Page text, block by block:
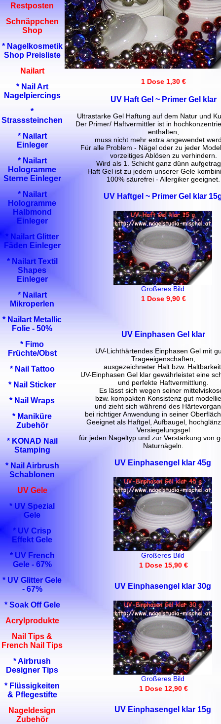
Restposten
Schnäppchen
Shop
* Nagelkosmetik
Shop Preisliste
Nailart
* Nail Art
Nagelpiercings
*
Strasssteinchen
* Nailart
Einleger
* Nailart
Hologramme
Sterne Einleger
* Nailart
Hologramme
Halbmond
Einleger
* Nailart Glitter
Fäden Einleger
* Nailart Textil
Shapes
Einleger
* Nailart
Mikroperlen
* Nailart Metallic
Folie - 50%
* Fimo
Früchte/Obst
* Nail Tattoo
* Nail Sticker
* Nail Wraps
* Maniküre
Zubehör
* KONAD Nail
Stamping
* Nail Airbrush
Schablonen
UV Gele
* UV Spezial
Gele
* UV Crisp
Effekt Gele
* UV French
Gele - 67%
* UV Glitter Gele
- 67%
* Soak Off Gele
Acrylprodukte
Nail Tips &
French Nail Tips
* Airbrush
Designer Tips
* Flüssigkeiten
& Pflegestifte
Nageldesign
Zubehör
1 Dose 1,30 €
UV Haft Gel ~ Primer Gel klar
Ultrastarke Gel Haftung auf dem Natur und
Der Primer/ Haftvermittler ist in
enthalten,
muss nicht mehr extra angewendet
Für alle Problem - Nägel oder zu jeder
vorzeitiges Ablösen zu verhindern.
Wird als 1. Schicht ganz dünn
Haft Gel ist zu jedem unserer Gele
100% säurefrei - Allergiker geeignet.
UV Haftgel ~ Primer Gel klar
Großeres Bild
1 Dose 9,90 €
UV Einphasen Gel klar
UV-Lichthärtendes Einphasen Gel mit
Trageeigenschaften,
ausgezeichneter Halt bzw.
UV-Einphasen Gel klar gewährleistet eine
und perfekte Haftvermittlung.
Es lässt sich wegen seiner
bzw. kompakten Konsistenz gut
und zieht sich während des
bei richtiger Anwendung in seiner
Geeignet als Haftgel, Aufbaugel,
Versiegelungsgel
für jeden Nageltyp und zur Verstärkung von
Naturnägeln.
UV Einphasengel klar 45g
Großeres Bild
1 Dose 15,90 €
UV Einphasengel klar 30g
Großeres Bild
1 Dose 12,90 €
UV Einphasengel klar 15g